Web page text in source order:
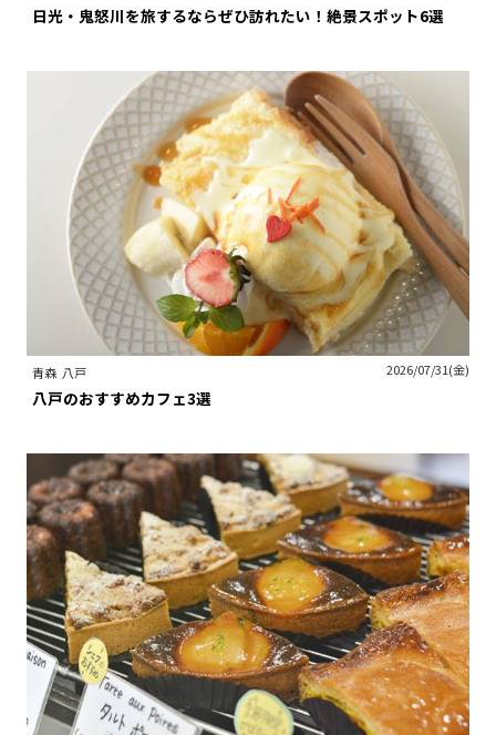
日光・鬼怒川を旅するならぜひ訪れたい！絶景スポット6選
青森 八戸 2026/07/31(金)
八戸のおすすめカフェ3選